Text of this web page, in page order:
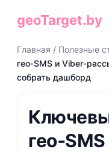
geoTarget.by
Главная / Полезные
гео‑SMS и
собрать дашборд
гео‑SMS